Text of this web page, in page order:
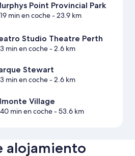
Point Provincial Park
min en coche- 23.9 km
Studio Theatre Perth
min en coche- 2.6 km
Stewart
min en coche- 2.6 km
Village
min en coche- 53.6 km
alojamiento